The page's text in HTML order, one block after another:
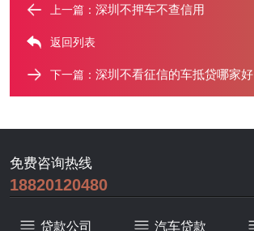
上一篇： 深圳不押车不查信用
返回列表
下一篇： 深圳不看征信的车抵贷哪家好
免费咨询热线
18820120480
贷款公司 汽车贷款